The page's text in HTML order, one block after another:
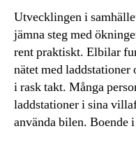
Utvecklingen i
jämna steg med
rent praktiskt. Elbilar
nätet med laddstationer
i rask takt. Många
laddstationer i sina
använda bilen. Boende